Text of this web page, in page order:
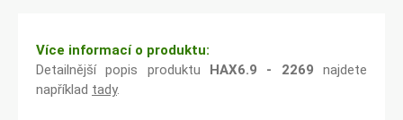
Více informací o produktu:
Detailnější popis produktu HAX6.9 - 2269 najdete
například tady.